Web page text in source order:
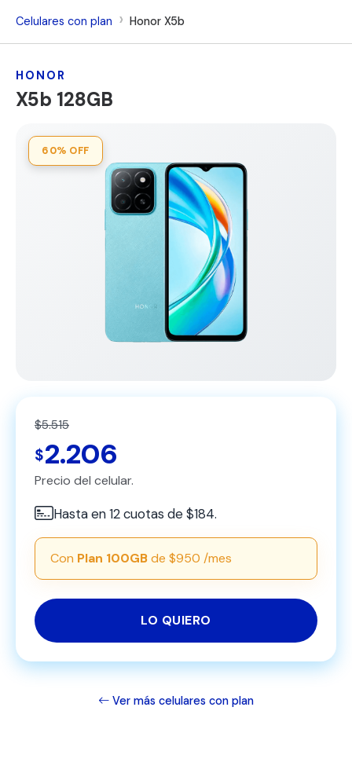
Celulares con plan Honor X5b
HONOR
X5b 128GB
60% OFF
$5.515
$2.206
Precio del celular.
Hasta en 12 cuotas de $184.
Con Plan 100GBde $950 /mes
LO QUIERO
Ver más celulares con plan